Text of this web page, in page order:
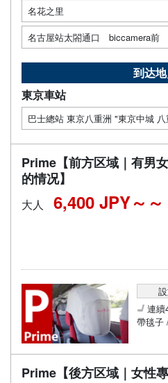
名花之里
名古屋站太閤通口 biccamera前
到达
東京車站
巴士總站 東京八重洲 "東京中城
Prime【前方区域｜有男
的情况】
大人 6,400 JPY～
連續
帶毯子
Prime【後方区域｜女性專